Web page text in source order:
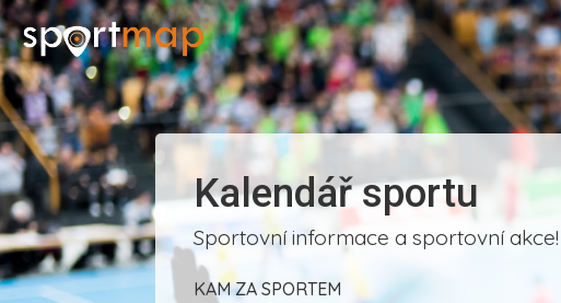
Kalendář sportu
Sportovní informace a sportovní akce!
KAM ZA SPORTEM